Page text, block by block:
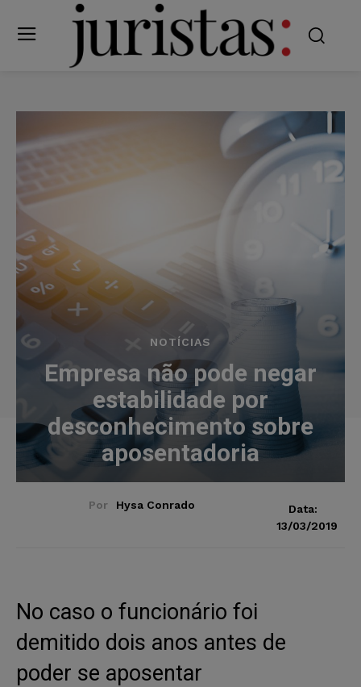
NOTÍCIAS
Empresa não pode negar
estabilidade por
desconhecimento sobre
aposentadoria
Por Hysa Conrado
Data:
13/03/2019
No caso o funcionário foi
demitido dois anos antes de
poder se aposentar